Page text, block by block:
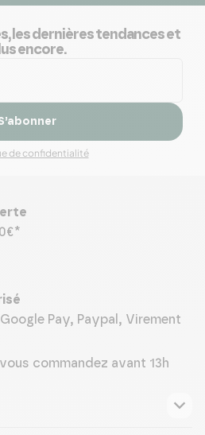
les dernières tendances et
encore.
de confidentialité
Pay, Paypal, Virement
commandez avant 13h